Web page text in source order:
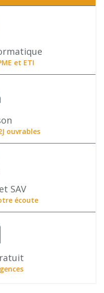
et ETI
ouvrables
SAV
écoute